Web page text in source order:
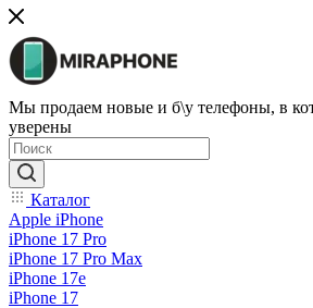
Мы продаем новые и б\у телефоны, в
уверены
Каталог
Apple iPhone
iPhone 17 Pro
iPhone 17 Pro Max
iPhone 17e
iPhone 17